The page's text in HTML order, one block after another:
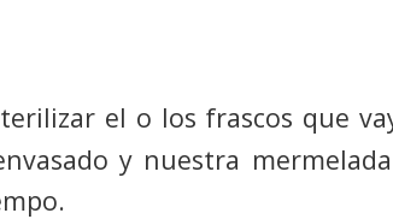
el o los frascos que
y nuestra